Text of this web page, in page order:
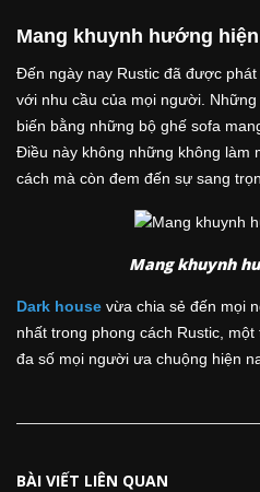
Mang khuynh hướng
Đến ngày nay Rustic đã được
với nhu cầu của mọi người.
biến bằng những bộ ghế sofa
Điều này không những không làm
cách mà còn đem đến sự sang
Mang khuynh
Dark house vừa chia sẻ đến mọi
nhất trong phong cách Rustic,
đa số mọi người ưa chuộng hiện
BÀI VIẾT LIÊN QUAN